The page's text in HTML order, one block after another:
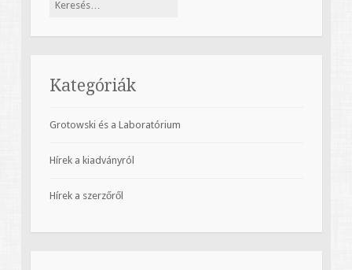
Kategóriák
Grotowski és a Laboratórium
Hírek a kiadványról
Hírek a szerzőről